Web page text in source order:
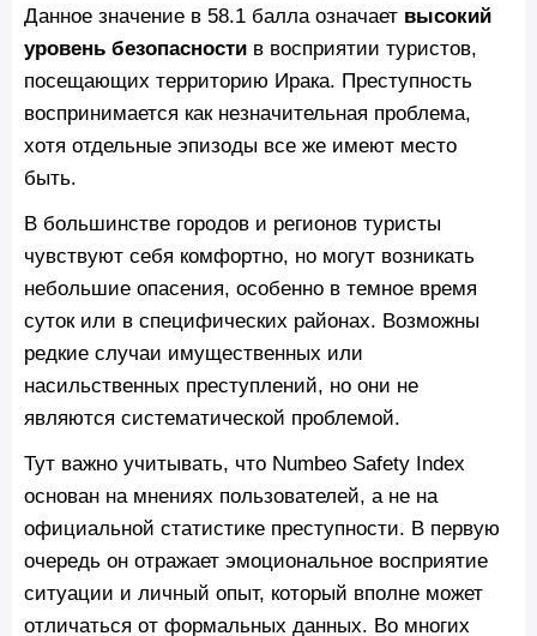
Данное значение в 58.1 балла означает высокий
уровень безопасности в восприятии туристов,
посещающих территорию Ирака. Преступность
воспринимается как незначительная проблема,
хотя отдельные эпизоды все же имеют место
быть.
В большинстве городов и регионов туристы
чувствуют себя комфортно, но могут возникать
небольшие опасения, особенно в темное время
суток или в специфических районах. Возможны
редкие случаи имущественных или
насильственных преступлений, но они не
являются систематической проблемой.
Тут важно учитывать, что Numbeo Safety Index
основан на мнениях пользователей, а не на
официальной статистике преступности. В первую
очередь он отражает эмоциональное восприятие
ситуации и личный опыт, который вполне может
отличаться от формальных данных. Во многих